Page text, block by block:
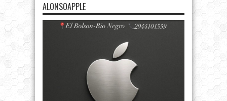
ALONSOAPPLE